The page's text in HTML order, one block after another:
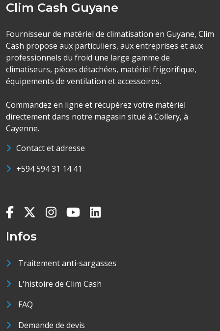
Clim Cash Guyane
Fournisseur de matériel de climatisation en Guyane, Clim
Cash propose aux particuliers, aux entreprises et aux
professionnels du froid une large gamme de
climatiseurs, pièces détachées, matériel frigorifique,
équipements de ventilation et accessoires.
Commandez en ligne et récupérez votre matériel
directement dans notre magasin situé à Collery, à
Cayenne.
Contact et adresse
+594 594 31 14 41
Infos
Traitement anti-sargasses
L'histoire de Clim Cash
FAQ
Demande de devis